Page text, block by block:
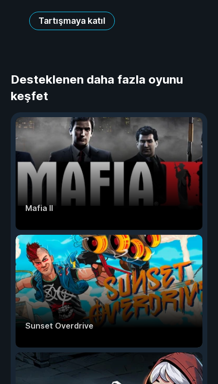
Tartışmaya katıl
Desteklenen daha fazla oyunu
keşfet
Mafia II
Sunset Overdrive